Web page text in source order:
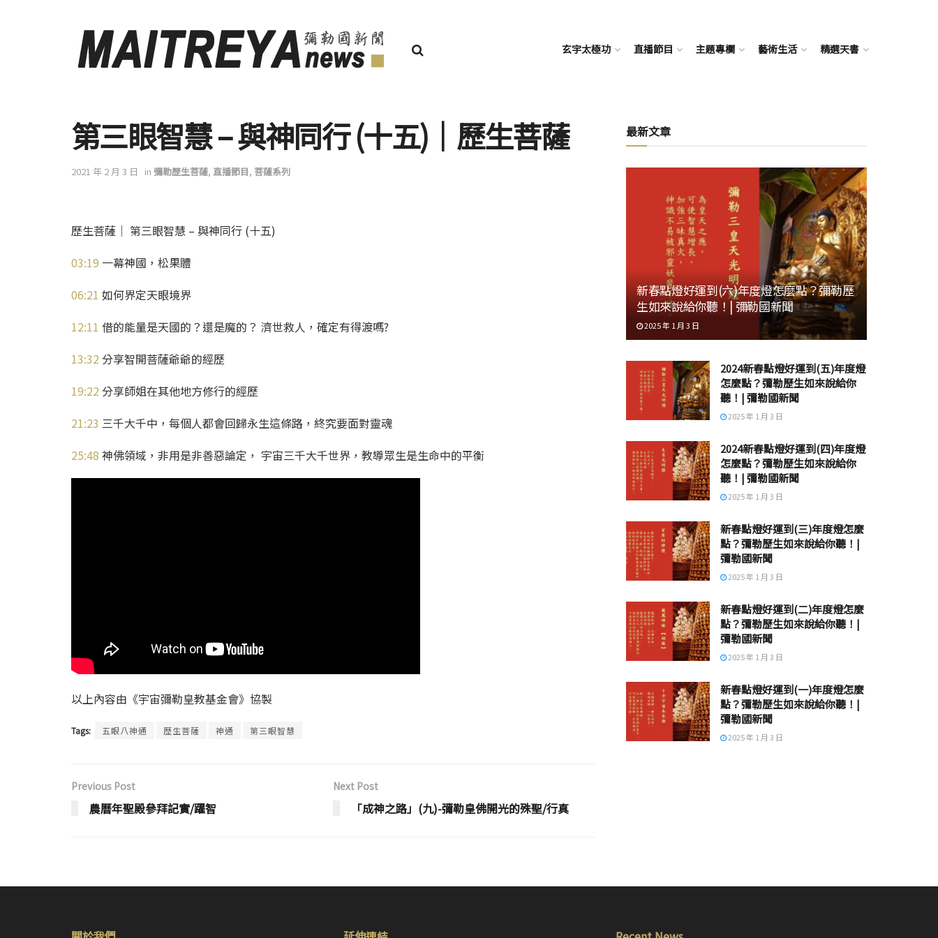
玄宇太極功 直播節目 主題專欄 藝術生活 精選天書
第三眼智慧 – 與神同行 (十五)│歷生菩薩
2021 年 2 月 3 日 in 彌勒歷生菩薩, 直播節目, 菩薩系列
歷生菩薩│ 第三眼智慧 – 與神同行 (十五)
03:19 一幕神國，松果體
06:21 如何界定天眼境界
12:11 借的能量是天國的？還是魔的？ 濟世救人，確定有得渡嗎?
13:32 分享智開菩薩爺爺的經歷
19:22 分享師姐在其他地方修行的經歷
21:23 三千大千中，每個人都會回歸永生這條路，終究要面對靈魂
25:48 神佛領域，非用是非善惡論定， 宇宙三千大千世界，教導眾生是生命中的平衡
以上內容由《宇宙彌勒皇教基金會》協製
Tags: 五眼八神通 歷生菩薩 神通 第三眼智慧
Previous Post
農曆年聖殿參拜記實/躍智
Next Post
「成神之路」(九)-彌勒皇佛開光的殊聖/行真
最新文章
新春點燈好運到(六)年度燈怎麼點？彌勒歷
生如來說給你聽！| 彌勒國新聞
2025 年 1 月 3 日
2024新春點燈好運到(五)年度燈
怎麼點？彌勒歷生如來說給你
聽！| 彌勒國新聞
2025 年 1 月 3 日
2024新春點燈好運到(四)年度燈
怎麼點？彌勒歷生如來說給你
聽！| 彌勒國新聞
2025 年 1 月 3 日
新春點燈好運到(三)年度燈怎麼
點？彌勒歷生如來說給你聽！|
彌勒國新聞
2025 年 1 月 3 日
新春點燈好運到(二)年度燈怎麼
點？彌勒歷生如來說給你聽！|
彌勒國新聞
2025 年 1 月 3 日
新春點燈好運到(一)年度燈怎麼
點？彌勒歷生如來說給你聽！|
彌勒國新聞
2025 年 1 月 3 日